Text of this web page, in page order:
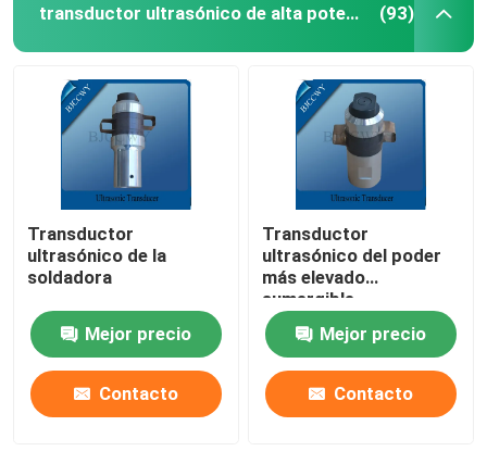
transductor ultrasónico de alta potencia (93)
Transductor
ultrasónico de la
soldadora
Mejor precio
Contacto
Transductor
ultrasónico del poder
más elevado
sumergible
Mejor precio
Contacto